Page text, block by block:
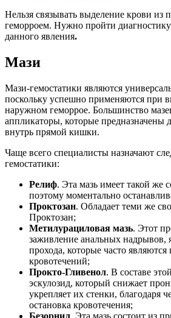
Нельзя связывать выделение крови из
геморроем. Нужно пройти
данного явления.
Мази
Мази-гемостатики являются
поскольку успешно применяются при
наружном геморрое. Большинство
аппликаторы, которые предназначены
внутрь прямой кишки.
Чаще всего специалисты назначают
гемостатики:
Релиф. Эта мазь имеет такой же
поэтому моментально
Проктозан. Обладает теми же
Проктозан;
Метилурациловая мазь. Этот
заживление анальных надрывов,
прохода, которые часто
кровотечений;
Прокто-Гливенол. В составе
эскулозид, который снижает
укрепляет их стенки, благодаря
остановка кровотечения;
Безорнил . Эта мазь состоит из